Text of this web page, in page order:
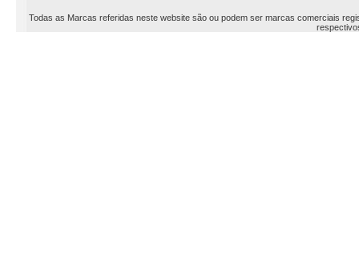
Todas as Marcas referidas neste website são ou podem ser marcas comerciais